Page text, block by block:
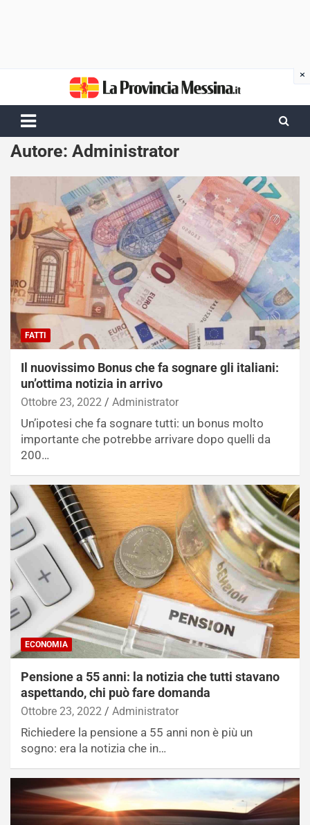
content
Autore: Administrator
FATTI
Il nuovissimo Bonus che fa sognare gli italiani:
un’ottima notizia in arrivo
Ottobre 23, 2022 Administrator
Un’ipotesi che fa sognare tutti: un bonus molto
importante che potrebbe arrivare dopo quelli da
200…
ECONOMIA
Pensione a 55 anni: la notizia che tutti stavano
aspettando, chi può fare domanda
Ottobre 23, 2022 Administrator
Richiedere la pensione a 55 anni non è più un
sogno: era la notizia che in…